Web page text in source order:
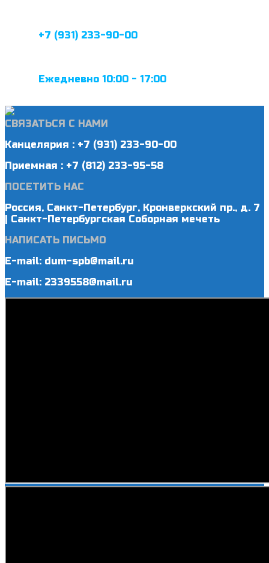
+7 (931) 233-90-00
Ежедневно 10:00 - 17:00
СВЯЗАТЬСЯ С НАМИ
Канцелярия : +7 (931) 233-90-00
Приемная : +7 (812) 233-95-58
ПОСЕТИТЬ НАС
Россия, Санкт-Петербург, Кронверкский пр., д. 7
| Санкт-Петербургская Соборная мечеть
НАПИСАТЬ ПИСЬМО
E-mail: dum-spb@mail.ru
E-mail: 2339558@mail.ru